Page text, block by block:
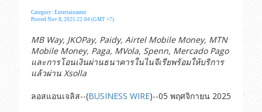
Category: Entertainment
Posted Nov 8, 2025 22:04 (GMT +7)
MB Way, JKOPay, Paidy, Airtel Mobile Money, MTN
Mobile Money, Paga, MVola, Spenn, Mercado Pago
และการโอนเงินผ่านธนาคารในไนจีเรียพร้อมให้บริการ
แล้วผ่าน Xsolla
ลอสแอนเจลิส--(BUSINESS WIRE)--05 พฤศจิกายน 2025